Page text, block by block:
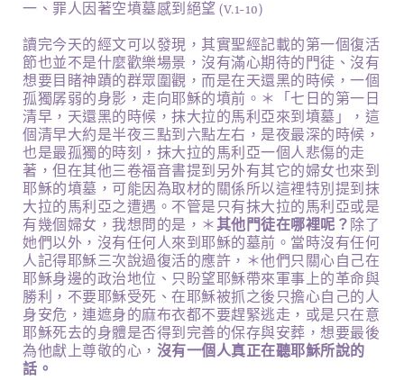
一、罪人因著空墳墓感到絕望 (v.1-10)
讀完今天的經文可以發現，其實聖經記載的第一個復活
節也並不是什麼歡樂場景，沒有滿心期待的門徒、沒有
想要目睹神蹟的群眾圍觀，而是在天還黑的時候，一個
孤獨孱弱的身影，走向耶穌的墳前。＊「七日的第一日
清早，天還黑的時候，抹大拉的馬利亞來到墳墓」，這
個清早大約是半夜三點到六點左右，是夜最深的時候，
也是最孤獨的時刻，抹大拉的馬利亞一個人悲傷的走
著，但在其他三卷福音書提到另外有其它的婦女也來到
耶穌的墳墓，可能因為取材的關係所以這裡特別提到抹
大拉的馬利亞之遭遇。不管是只有抹大拉的馬利亞或是
有幾個婦女，我想問的是，＊ 其他門徒在哪裡呢？ 除了
她們以外，沒有任何人來到耶穌的墓前。當時沒有任何
人記得耶穌三次說過復活的應許，＊他們只關心自己在
耶穌身邊的政治地位、只盼望耶穌帶來軍事上的革命與
勝利，不要耶穌受死、在耶穌被抓之後只擔心自己的人
身安危，連遮身的麻布衣都不要趕緊逃走，或是只在意
耶穌死去的身體是否得到完善的保存與安葬，想要最後
為他獻上尊敬的心， 沒有一個人真正在聽耶穌所說的
話。